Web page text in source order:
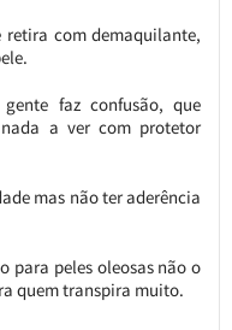
retira com demaquilante,
faz confusão, que
a ver com protetor
mas não ter aderência
para peles oleosas não o
quem transpira muito.